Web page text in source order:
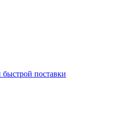
поставки